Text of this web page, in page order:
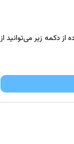
دکمه زیر می‌توانید از